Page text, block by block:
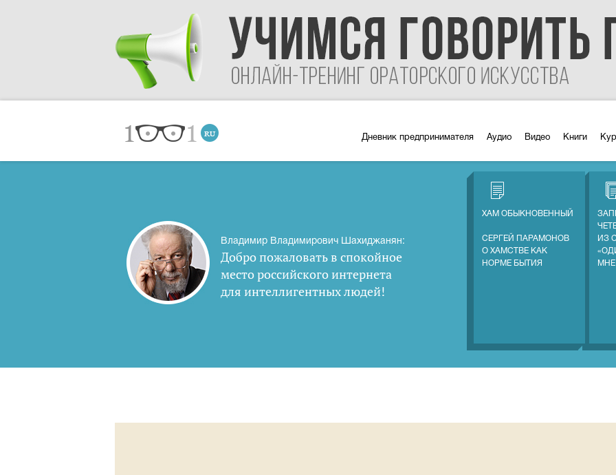
Дневник предпринимателя Аудио Видео Книги
Владимир Владимирович Шахиджанян:
Добро пожаловать в спокойное
место российского интернета
для интеллигентных людей!
ХАМ ОБЫКНОВЕННЫЙ
СЕРГЕЙ ПАРАМОНОВ
О ХАМСТВЕ КАК
НОРМЕ БЫТИЯ
ИЗ
МНЕ